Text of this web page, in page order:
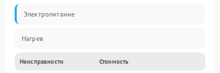
Электропитание
Нагрев
Неисправности Стоимость